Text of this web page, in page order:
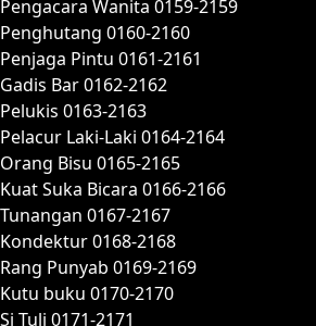
Pengacara Wanita 0159-2159
Penghutang 0160-2160
Penjaga Pintu 0161-2161
Gadis Bar 0162-2162
Pelukis 0163-2163
Pelacur Laki-Laki 0164-2164
Orang Bisu 0165-2165
Kuat Suka Bicara 0166-2166
Tunangan 0167-2167
Kondektur 0168-2168
Rang Punyab 0169-2169
Kutu buku 0170-2170
Si Tuli 0171-2171